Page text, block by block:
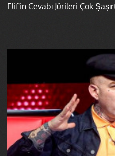
Elif'in Cevabı Jürileri Çok